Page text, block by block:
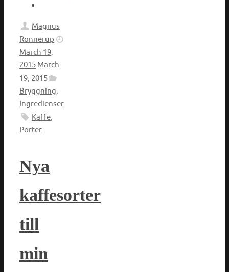
Magnus
Rönnerup
March 19,
2015 March
19, 2015
Bryggning,
Ingredienser
Kaffe,
Porter
Nya
kaffesorter
till
min